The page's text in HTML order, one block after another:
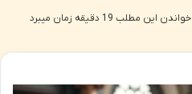
خواندن این مطلب 19 دقیقه زمان میبرد